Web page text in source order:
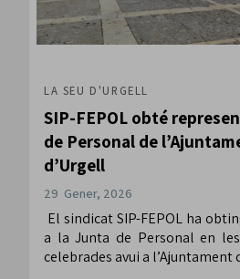
LA SEU D'URGELL
SIP-FEPOL obté
de Personal de
d’Urgell
29 Gener, 2026
El sindicat SIP-FEPOL ha
a la Junta de Personal en
celebrades avui a l’Ajuntament